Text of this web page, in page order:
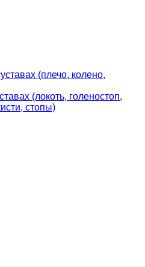
(плечо, колено,
(локоть, голеностоп,
стопы)